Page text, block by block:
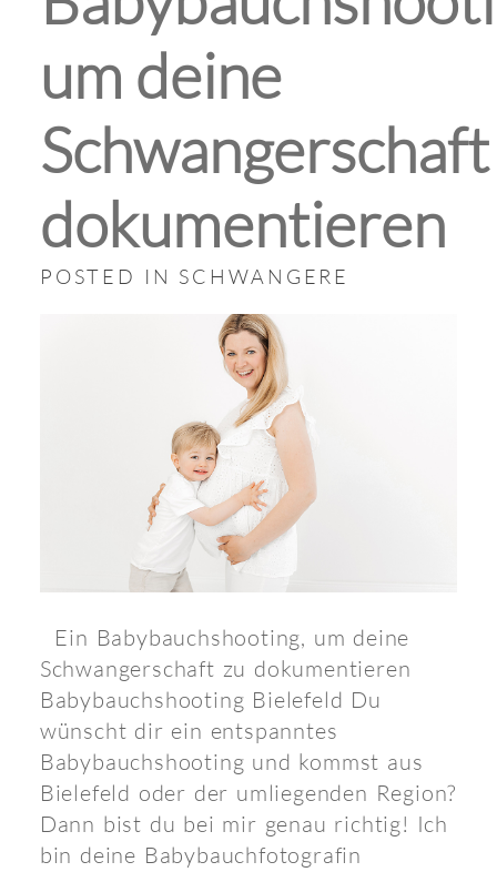
um deine
dokumentieren
POSTED IN SCHWANGERE
Ein Babybauchshooting, um deine
Schwangerschaft zu dokumentieren
Babybauchshooting Bielefeld Du
wünscht dir ein entspanntes
Babybauchshooting und kommst aus
Bielefeld oder der umliegenden Region?
Dann bist du bei mir genau richtig! Ich
bin deine Babybauchfotografin